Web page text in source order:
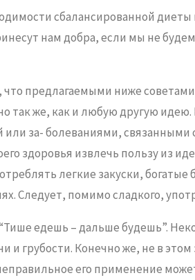
сбалансированной
нам добра, если мы не
предлагаемыми ниже
так же, как и любую другую
за- болеваниями,
здоровья извлечь пользу из
легкие закуски,
Следует, помимо сладкого,
едешь – дальше будешь”.
и грубости. Конечно же, не в
его применение